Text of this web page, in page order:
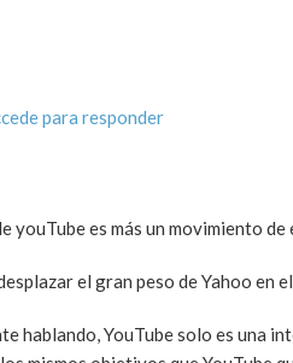
para responder
youTube es más un movimiento
el gran peso de Yahoo
hablando, YouTube solo es una